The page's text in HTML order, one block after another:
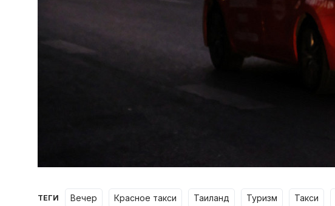
ТЕГИ вечер красное такси таиланд туризм такси